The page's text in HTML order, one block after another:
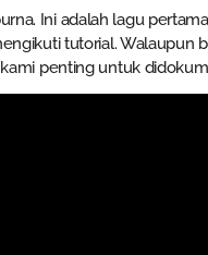
Ini adalah lagu
tutorial. Walaupun
penting untuk